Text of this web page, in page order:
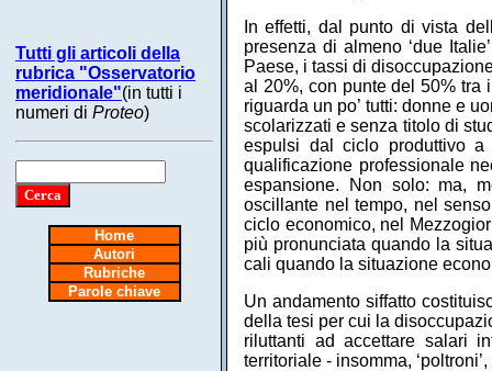
Tutti gli articoli della
rubrica "Osservatorio
meridionale"(in tutti i
numeri di Proteo)
Home
Autori
Rubriche
Parole chiave
In effetti, dal punto di vista
presenza di almeno ‘due
Paese, i tassi di
al 20%, con punte del 50% tra
riguarda un po’ tutti: donne e
scolarizzati e senza titolo di
espulsi dal ciclo produttivo
qualificazione professionale
espansione. Non solo: ma,
oscillante nel tempo, nel
ciclo economico, nel
più pronunciata quando la
cali quando la situazione
Un andamento siffatto
della tesi per cui la
riluttanti ad accettare salari
territoriale - insomma,